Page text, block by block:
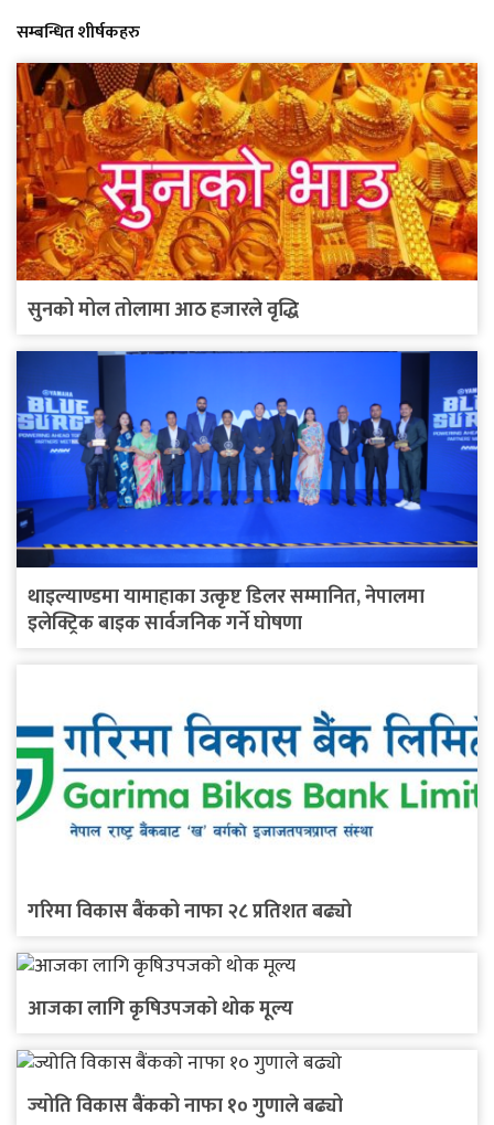
सम्बन्धित शीर्षकहरु
सुनको मोल तोलामा आठ हजारले वृद्धि
थाइल्याण्डमा यामाहाका उत्कृष्ट डिलर सम्मानित, नेपालमा
इलेक्ट्रिक बाइक सार्वजनिक गर्ने घोषणा
गरिमा विकास बैंकको नाफा २८ प्रतिशत बढ्यो
आजका लागि कृषिउपजको थोक मूल्य
ज्योति विकास बैंकको नाफा १० गुणाले बढ्यो